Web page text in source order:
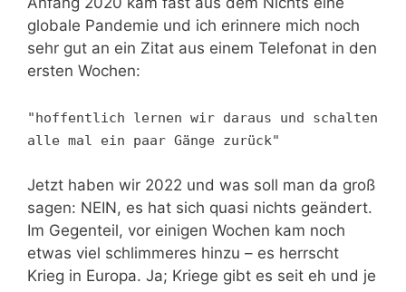
globale Pandemie und ich erinnere mich noch
sehr gut an ein Zitat aus einem Telefonat in den
ersten Wochen:
"hoffentlich lernen wir daraus und schalten
alle mal ein paar Gänge zurück"
Jetzt haben wir 2022 und was soll man da groß
sagen: NEIN, es hat sich quasi nichts geändert.
Im Gegenteil, vor einigen Wochen kam noch
etwas viel schlimmeres hinzu – es herrscht
Krieg in Europa. Ja; Kriege gibt es seit eh und je